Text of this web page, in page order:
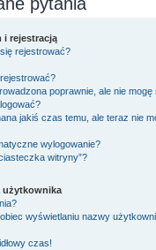
i rejestracją
rejestrować?
poprawnie, ale nie mogę
jakiś czas temu, ale teraz nie
wylogowanie?
witryny”?
użytkownika
wyświetlaniu nazwy
czas!